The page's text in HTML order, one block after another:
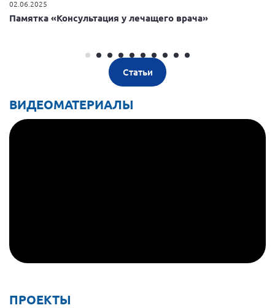
02.06.2025
Памятка «Консультация у лечащего врача»
Статьи
ВИДЕОМАТЕРИАЛЫ
ПРОЕКТЫ